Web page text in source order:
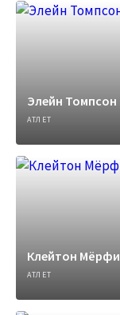
Элейн Томпсон
АТЛЕТ
Клейтон Мёрфи
АТЛЕТ